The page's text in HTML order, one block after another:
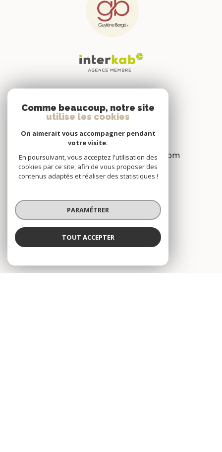
256 rue de Thor
0430781771
management@gb-immobilier.com
Nous suivre
Comme beaucoup, notre site
utilise les cookies
On aimerait vous accompagner pendant
votre visite.
En poursuivant, vous acceptez l'utilisation des
cookies par ce site, afin de vous proposer des
contenus adaptés et réaliser des statistiques !
PARAMÉTRER
TOUT ACCEPTER